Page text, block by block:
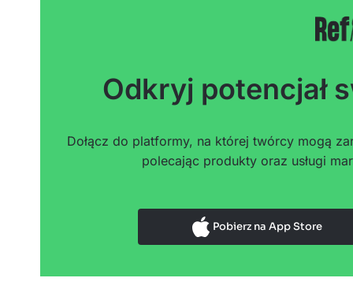
Odkryj potencjał
Dołącz do platformy, na której twórcy mogą
polecając produkty oraz usługi
Pobierz na App Store